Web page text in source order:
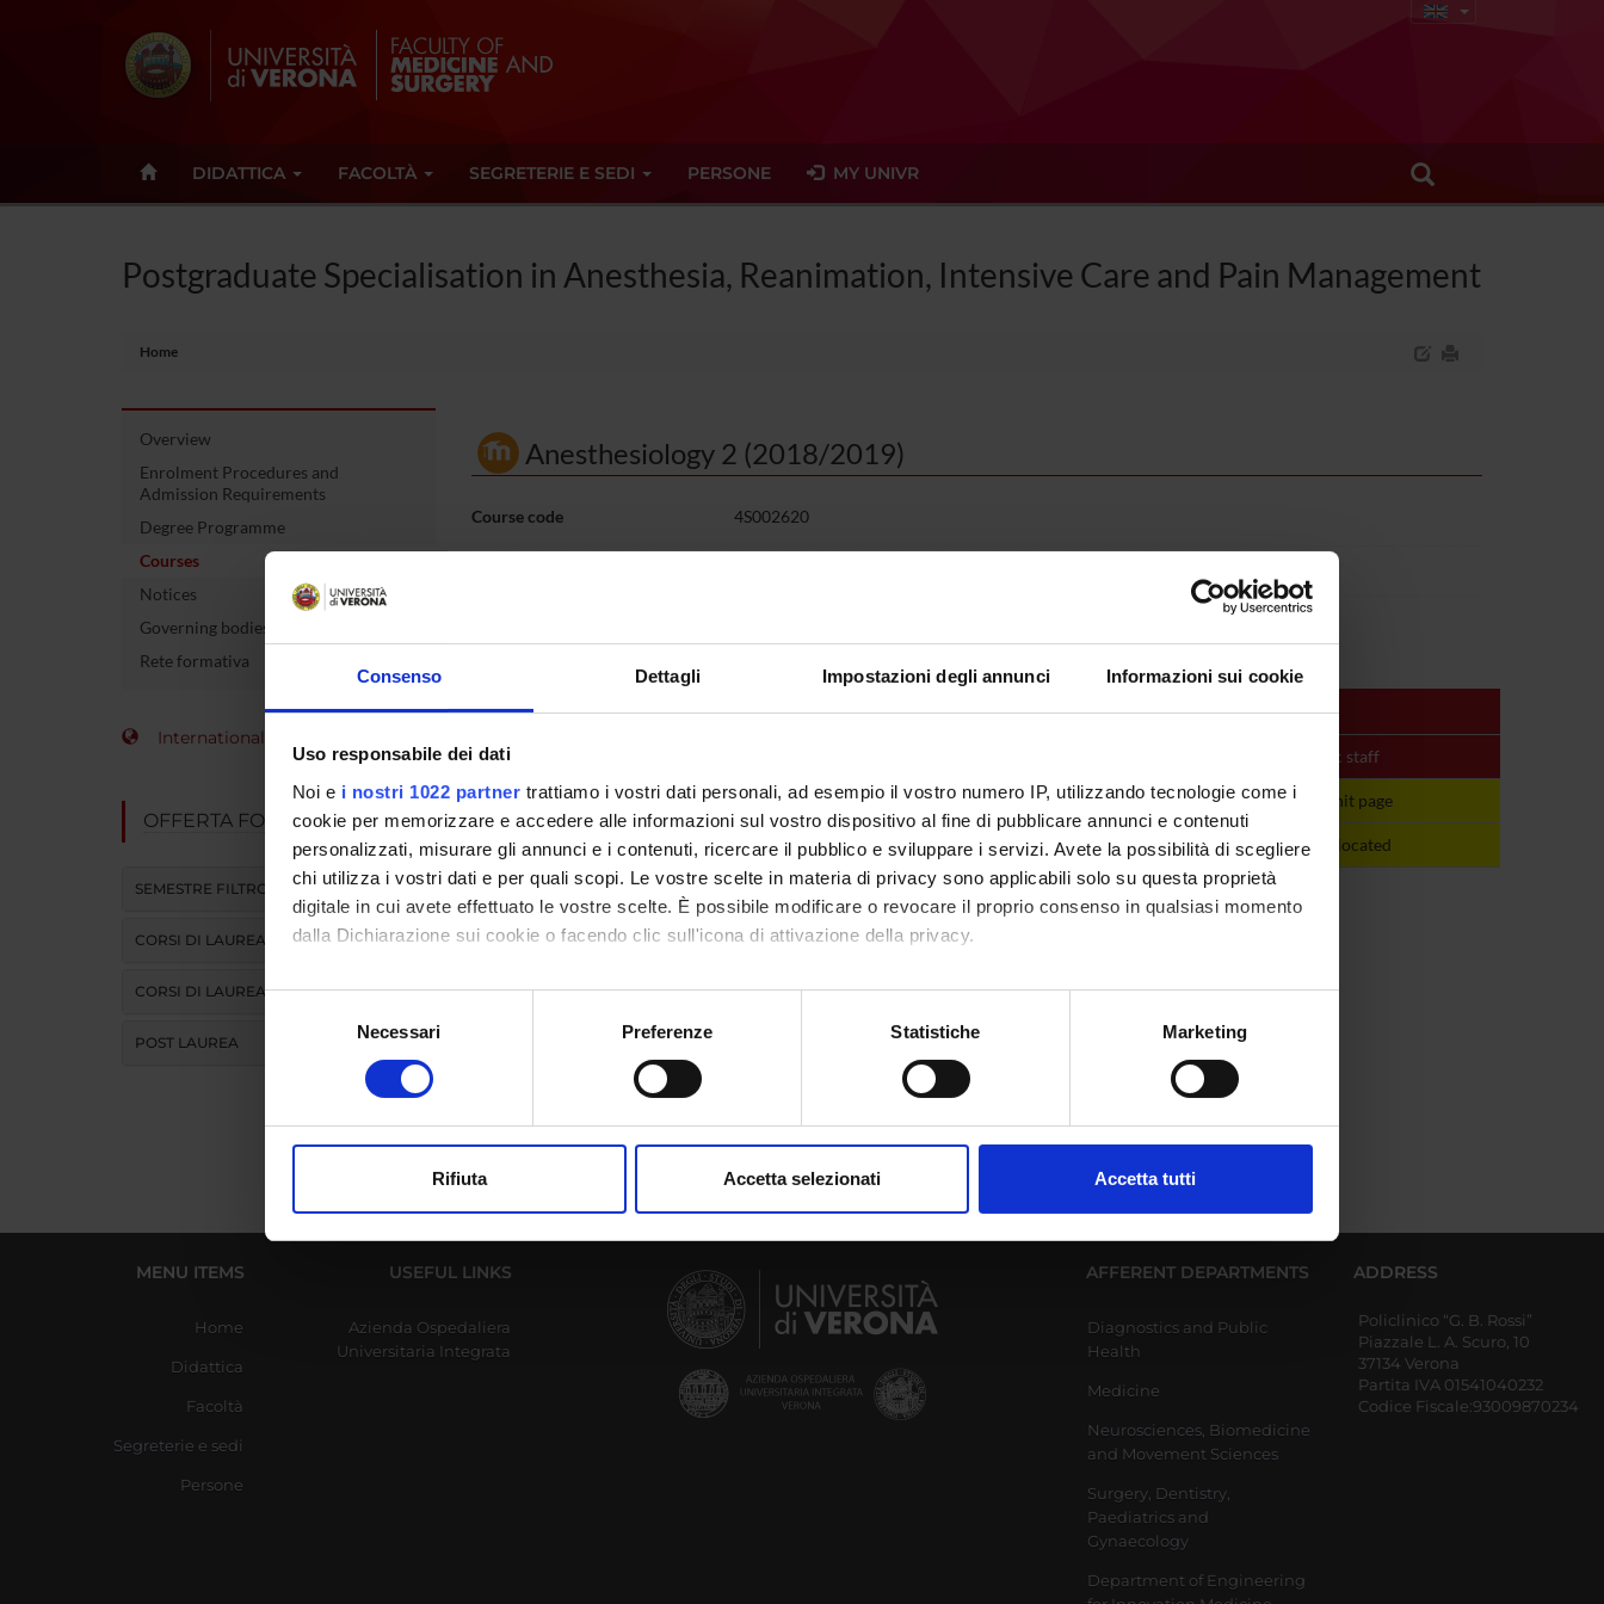
Consenso Dettagli Impostazioni degli annunci Informazioni sui cookie
Uso responsabile dei dati
Noi e i nostri 1022 partner trattiamo i vostri dati personali, ad esempio il vostro numero IP, utilizzando tecnologie come i
cookie per memorizzare e accedere alle informazioni sul vostro dispositivo al fine di pubblicare annunci e contenuti
personalizzati, misurare gli annunci e i contenuti, ricercare il pubblico e sviluppare i servizi. Avete la possibilità di scegliere
chi utilizza i vostri dati e per quali scopi. Le vostre scelte in materia di privacy sono applicabili solo su questa proprietà
digitale in cui avete effettuato le vostre scelte. È possibile modificare o revocare il proprio consenso in qualsiasi momento
dalla Dichiarazione sui cookie o facendo clic sull'icona di attivazione della privacy.
Con il tuo consenso, vorremmo anche:
raccogliere informazioni sulla tua posizione geografica, con un'approssimazione di qualche metro,
digitali).
modificare o ritirare il tuo consenso in qualsiasi momento dalla Dichiarazione sui cookie.
che hanno raccolto dal tuo utilizzo dei loro servizi.
Selezione
Necessari Preferenze Statistiche Marketing
Rifiuta Accetta selezionati Accetta tutti
DIDATTICA FACOLTÀ SEGRETERIE E SEDI PERSONE MY UNIVR
Postgraduate Specialisation in Anesthesia, Reanimation, Intensive Care and Pain Management
Home
Overview
Enrolment Procedures and
Admission Requirements
Degree Programme
Courses
Notices
Governing bodies
Rete formativa
International Students
OFFERTA FORMATIVA
SEMESTRE FILTRO
CORSI DI LAUREA
CORSI DI LAUREA MAGISTRALE
POST LAUREA
Anesthesiology 2 (2018/2019)
Course code 4S002620
Teaching is organised as follows:
Unit Academic staff
DIDATTICA FRONTALE 7 MED/41-ANAESTHESIOLOGY See the unit page See the unit page
ATTIVITA' PRATICA 29 MED/41-ANAESTHESIOLOGY not yet allocated not yet allocated
MENU ITEMS
Home
Didattica
Facoltà
Segreterie e sedi
Persone
USEFUL LINKS
Azienda Ospedaliera
Universitaria Integrata
AFFERENT DEPARTMENTS
Diagnostics and Public
Health
Medicine
Neurosciences, Biomedicine
and Movement Sciences
Surgery, Dentistry,
Paediatrics and
Gynaecology
Department of Engineering
ADDRESS
Policlinico “G. B. Rossi”
Piazzale L. A. Scuro, 10
37134 Verona
Partita IVA 01541040232
Codice Fiscale:93009870234